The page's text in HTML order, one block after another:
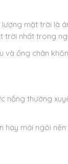
mặt trời là
trời nhất trong
ống chân
nắng thường
hay mái ngói